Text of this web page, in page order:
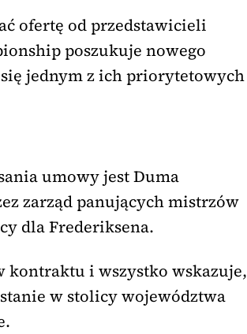
ofertę od przedstawicieli
poszukuje nowego
się jednym z ich priorytetowych
umowy jest Duma
zarząd panujących mistrzów
dla Frederiksena.
kontraktu i wszystko wskazuje,
w stolicy województwa